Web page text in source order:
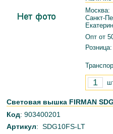
Москва:
Санкт-
Опт от
Розница:
Световая вышка FIRMAN
Код: 903400201
Артикул: SDG10FS-LT